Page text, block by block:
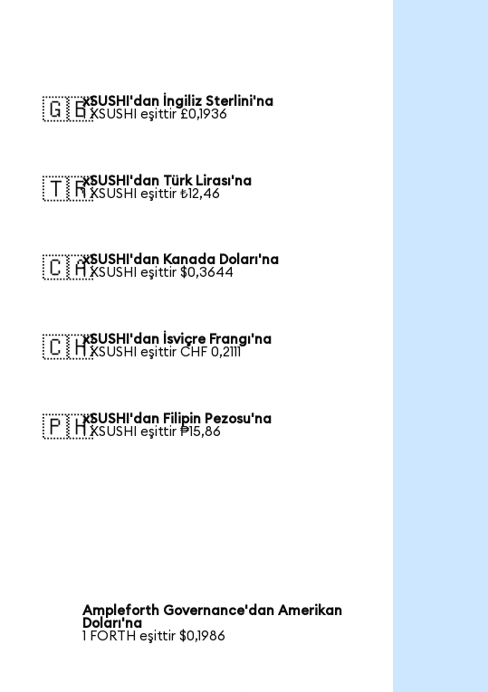
🇬🇧xSUSHI'dan İngiliz Sterlini'na
1 XSUSHI eşittir £0,1936
🇹🇷xSUSHI'dan Türk Lirası'na
1 XSUSHI eşittir ₺12,46
🇨🇦xSUSHI'dan Kanada Doları'na
1 XSUSHI eşittir $0,3644
🇨🇭xSUSHI'dan İsviçre Frangı'na
1 XSUSHI eşittir CHF 0,2111
🇵🇭xSUSHI'dan Filipin Pezosu'na
1 XSUSHI eşittir ₱15,86
Ampleforth Governance'dan Amerikan
Doları'na
1 FORTH eşittir $0,1986